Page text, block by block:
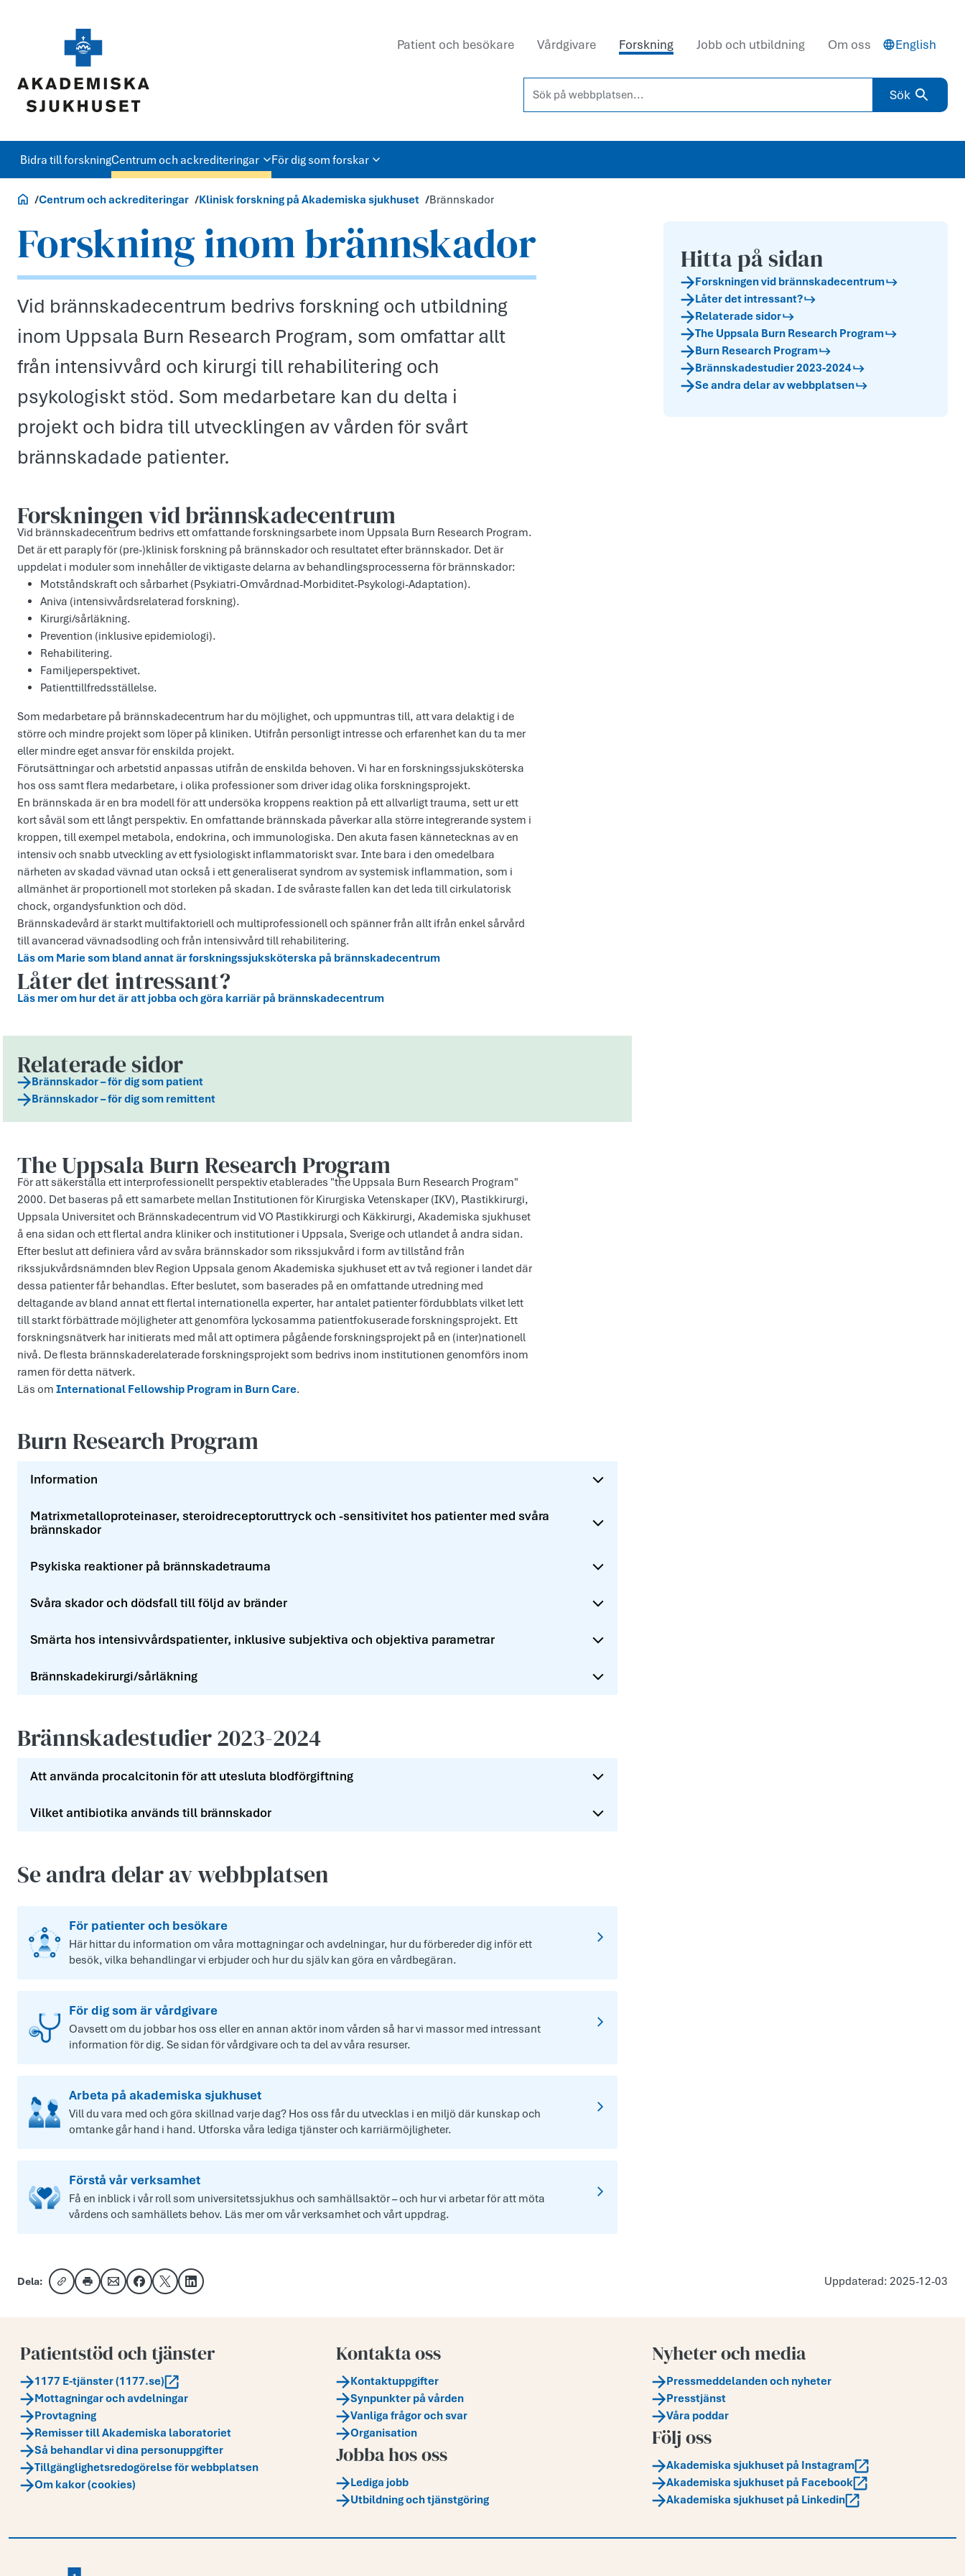
Patient och besökare Vårdgivare Forskning Jobb och utbildning Om oss English
Sök på webbplatsen...
Sök
Bidra till forskningCentrum och ackrediteringar För dig som forskar
Forskning
Centrum och ackrediteringar Klinisk forskning på Akademiska sjukhuset Brännskador
Forskning inom brännskador
Vid brännskadecentrum bedrivs forskning och utbildning
inom Uppsala Burn Research Program, som omfattar allt
från intensivvård och kirurgi till rehabilitering och
psykologiskt stöd. Som medarbetare kan du delta i
projekt och bidra till utvecklingen av vården för svårt
brännskadade patienter.
Forskningen vid brännskadecentrum
Vid brännskadecentrum bedrivs ett omfattande forskningsarbete inom Uppsala Burn Research Program.
Det är ett paraply för (pre-)klinisk forskning på brännskador och resultatet efter brännskador. Det är
uppdelat i moduler som innehåller de viktigaste delarna av behandlingsprocesserna för brännskador:
Motståndskraft och sårbarhet (Psykiatri-Omvårdnad-Morbiditet-Psykologi-Adaptation).
Aniva (intensivvårdsrelaterad forskning).
Kirurgi/sårläkning.
Prevention (inklusive epidemiologi).
Rehabilitering.
Familjeperspektivet.
Patienttillfredsställelse.
Som medarbetare på brännskadecentrum har du möjlighet, och uppmuntras till, att vara delaktig i de
större och mindre projekt som löper på kliniken. Utifrån personligt intresse och erfarenhet kan du ta mer
eller mindre eget ansvar för enskilda projekt.
Förutsättningar och arbetstid anpassas utifrån de enskilda behoven. Vi har en forskningssjuksköterska
hos oss samt flera medarbetare, i olika professioner som driver idag olika forskningsprojekt.
En brännskada är en bra modell för att undersöka kroppens reaktion på ett allvarligt trauma, sett ur ett
kort såväl som ett långt perspektiv. En omfattande brännskada påverkar alla större integrerande system i
kroppen, till exempel metabola, endokrina, och immunologiska. Den akuta fasen kännetecknas av en
intensiv och snabb utveckling av ett fysiologiskt inflammatoriskt svar. Inte bara i den omedelbara
närheten av skadad vävnad utan också i ett generaliserat syndrom av systemisk inflammation, som i
allmänhet är proportionell mot storleken på skadan. I de svåraste fallen kan det leda till cirkulatorisk
chock, organdysfunktion och död.
Brännskadevård är starkt multifaktoriell och multiprofessionell och spänner från allt ifrån enkel sårvård
till avancerad vävnadsodling och från intensivvård till rehabilitering.
Läs om Marie som bland annat är forskningssjuksköterska på brännskadecentrum
Låter det intressant?
Läs mer om hur det är att jobba och göra karriär på brännskadecentrum
Relaterade sidor
Brännskador – för dig som patient
Brännskador – för dig som remittent
The Uppsala Burn Research Program
För att säkerställa ett interprofessionellt perspektiv etablerades "the Uppsala Burn Research Program"
2000. Det baseras på ett samarbete mellan Institutionen för Kirurgiska Vetenskaper (IKV), Plastikkirurgi,
Uppsala Universitet och Brännskadecentrum vid VO Plastikkirurgi och Käkkirurgi, Akademiska sjukhuset
å ena sidan och ett flertal andra kliniker och institutioner i Uppsala, Sverige och utlandet å andra sidan.
Efter beslut att definiera vård av svåra brännskador som rikssjukvård i form av tillstånd från
rikssjukvårdsnämnden blev Region Uppsala genom Akademiska sjukhuset ett av två regioner i landet där
dessa patienter får behandlas. Efter beslutet, som baserades på en omfattande utredning med
deltagande av bland annat ett flertal internationella experter, har antalet patienter fördubblats vilket lett
till starkt förbättrade möjligheter att genomföra lyckosamma patientfokuserade forskningsprojekt. Ett
forskningsnätverk har initierats med mål att optimera pågående forskningsprojekt på en (inter)nationell
nivå. De flesta brännskaderelaterade forskningsprojekt som bedrivs inom institutionen genomförs inom
ramen för detta nätverk.
Läs om International Fellowship Program in Burn Care.
Burn Research Program
Information
Matrixmetalloproteinaser, steroidreceptoruttryck och -sensitivitet hos patienter med svåra
brännskador
Psykiska reaktioner på brännskadetrauma
Svåra skador och dödsfall till följd av bränder
Smärta hos intensivvårdspatienter, inklusive subjektiva och objektiva parametrar
Brännskadekirurgi/sårläkning
Brännskadestudier 2023-2024
Att använda procalcitonin för att utesluta blodförgiftning
Vilket antibiotika används till brännskador
Se andra delar av webbplatsen
För patienter och besökare
Här hittar du information om våra mottagningar och avdelningar, hur du förbereder dig inför ett
besök, vilka behandlingar vi erbjuder och hur du själv kan göra en vårdbegäran.
För dig som är vårdgivare
Oavsett om du jobbar hos oss eller en annan aktör inom vården så har vi massor med intressant
information för dig. Se sidan för vårdgivare och ta del av våra resurser.
Arbeta på akademiska sjukhuset
Vill du vara med och göra skillnad varje dag? Hos oss får du utvecklas i en miljö där kunskap och
omtanke går hand i hand. Utforska våra lediga tjänster och karriärmöjligheter.
Förstå vår verksamhet
Få en inblick i vår roll som universitetssjukhus och samhällsaktör – och hur vi arbetar för att möta
vårdens och samhällets behov. Läs mer om vår verksamhet och vårt uppdrag.
Hitta på sidan
Forskningen vid brännskadecentrum
Låter det intressant?
Relaterade sidor
The Uppsala Burn Research Program
Burn Research Program
Brännskadestudier 2023-2024
Se andra delar av webbplatsen
Dela:
Kopiera länk
Skriv utDela via e-post
Dela på Facebook
Dela på XDela på LinkedIn
Uppdaterad: 2025-12-03
Patientstöd och tjänster
1177 E-tjänster (1177.se)
Mottagningar och avdelningar
Provtagning
Remisser till Akademiska laboratoriet
Så behandlar vi dina personuppgifter
Tillgänglighetsredogörelse för webbplatsen
Om kakor (cookies)
Kontakta oss
Kontaktuppgifter
Synpunkter på vården
Vanliga frågor och svar
Organisation
Jobba hos oss
Lediga jobb
Utbildning och tjänstgöring
Nyheter och media
Pressmeddelanden och nyheter
Presstjänst
Våra poddar
Följ oss
Akademiska sjukhuset på Instagram
Akademiska sjukhuset på Facebook
Akademiska sjukhuset på Linkedin